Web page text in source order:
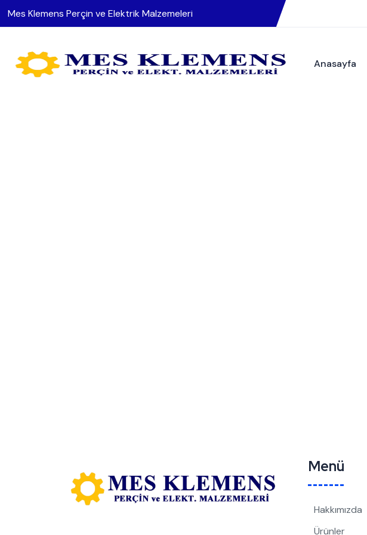
Mes Klemens Perçin ve Elektrik Malzemeleri
Anasayfa
Menü
Hakkımızda
Ürünler